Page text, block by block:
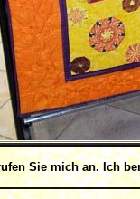
Sie mich an. Ich